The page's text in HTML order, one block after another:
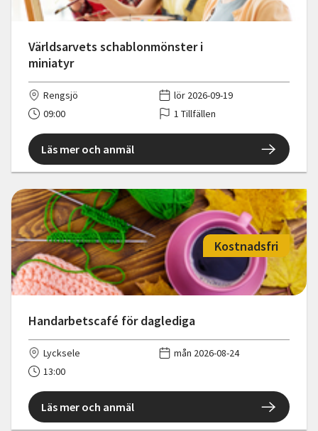
Världsarvets schablonmönster i
miniatyr
Rengsjö
lör 2026-09-19
09:00
1 Tillfällen
Läs mer och anmäl
Handarbetscafé för daglediga
Kostnadsfri
Lycksele
mån 2026-08-24
13:00
Läs mer och anmäl